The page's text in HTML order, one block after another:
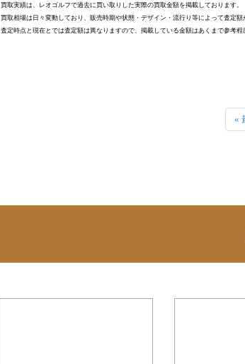
買取実績は、レオゴルフで過去に買い取りした実際の買取金額を掲載しております。
買取相場は日々変動しており、販売時期や状態・デザイン・流行り等によって査定額
査定時点と現在とでは査定額は異なりますので、掲載している金額はあくまで参考程
«